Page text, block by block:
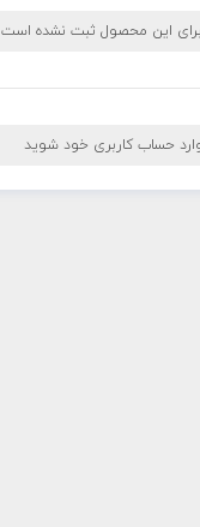
این محصول ثبت نشده است
حساب کاربری خود شوید